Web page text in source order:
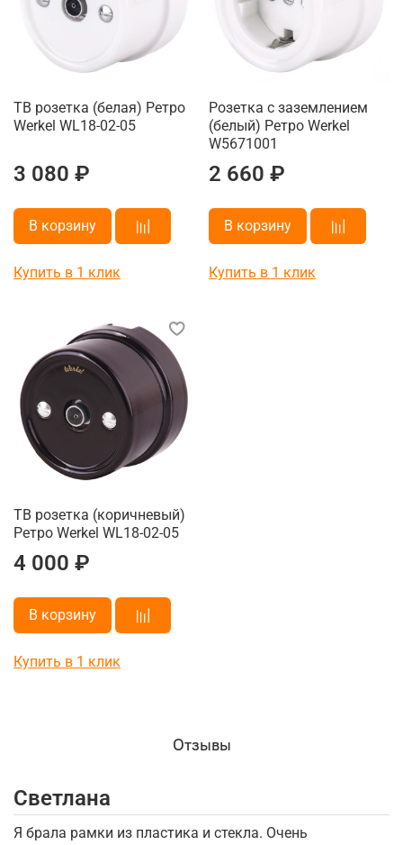
ТВ розетка (белая) Ретро
Werkel WL18-02-05
3 080 ₽
В корзину
Купить в 1 клик
Розетка с заземлением
(белый) Ретро Werkel
W5671001
2 660 ₽
В корзину
Купить в 1 клик
ТВ розетка (коричневый)
Ретро Werkel WL18-02-05
4 000 ₽
В корзину
Купить в 1 клик
Отзывы
Светлана
Я брала рамки из пластика и стекла. Очень